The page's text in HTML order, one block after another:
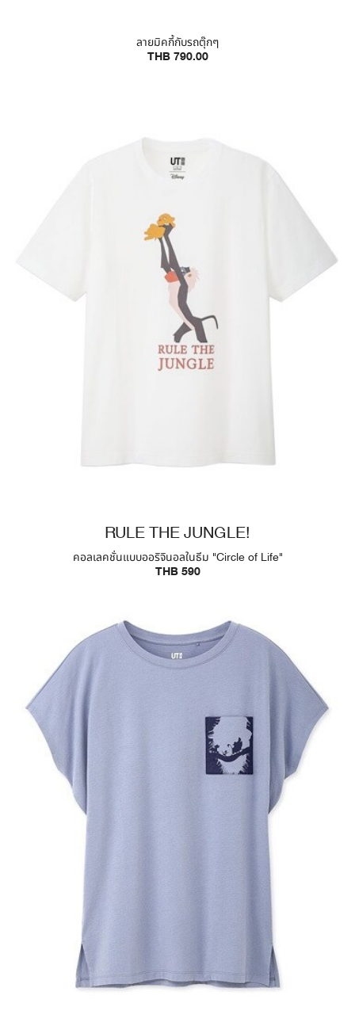
ลายมิคกี้กับรถตุ๊กๆ
THB 790.00
RULE THE JUNGLE!
คอลเลคชั่นแบบออริจินอลในธีม "Circle of Life"
THB 590